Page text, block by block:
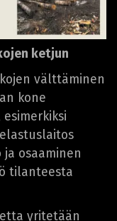
ketjun
välttäminen
kone
osaaminen
tilanteesta
yritetään